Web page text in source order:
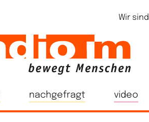
Wir sind
nachgefragt video